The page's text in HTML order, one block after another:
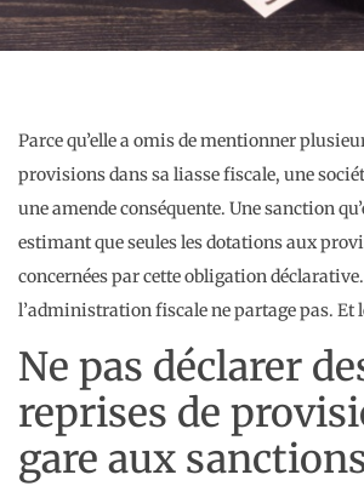
Parce qu’elle a omis de mentionner
provisions dans sa liasse fiscale, une
une amende conséquente. Une sanction
estimant que seules les dotations aux
concernées par cette obligation
l’administration fiscale ne partage pas. Et
Ne pas déclarer
reprises de
gare aux